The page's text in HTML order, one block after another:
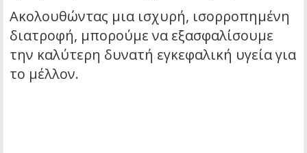
Ακολουθώντας μια ισχυρή, ισορροπημένη
διατροφή, μπορούμε να εξασφαλίσουμε
την καλύτερη δυνατή εγκεφαλική υγεία για
το μέλλον.